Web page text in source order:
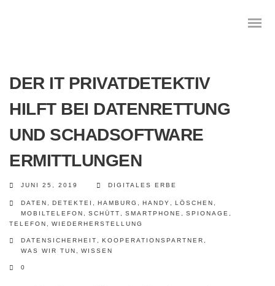
Das digitale Testament
Digitale Vorsorge
Internetsuche
DER IT PRIVATDETEKTIV
HILFT BEI DATENRETTUNG
UND SCHADSOFTWARE
ERMITTLUNGEN
JUNI 25, 2019 DIGITALES ERBE
DATEN DETEKTEI HAMBURG HANDY LÖSCHEN
MOBILTELEFON
SCHÜTT SMARTPHONE SPIONAGE
TELEFON
WIEDERHERSTELLUNG
DATENSICHERHEIT KOOPERATIONSPARTNER
WAS WIR TUN
WISSEN
0